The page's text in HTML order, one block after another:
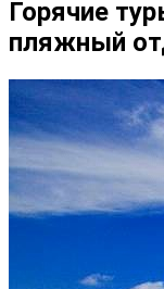
Горячие
пляжный